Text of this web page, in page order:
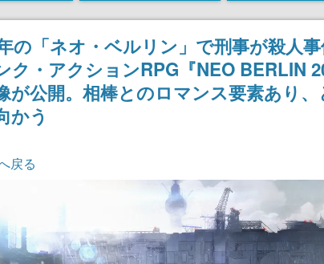
しき描写も
が議論を交
日間限定で予約販売
変更で、“プチッ
おなじみの緩衝材
の名前に
の「ネオ・ベルリン」で刑事が殺人
ク・アクションRPG『NEO BERLIN
が公開。相棒とのロマンス要素あり
かう
戻る